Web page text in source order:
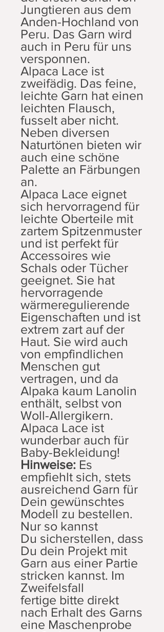
Jungtieren aus dem
Anden-Hochland von
Peru. Das Garn wird
auch in Peru für uns
versponnen.
Alpaca Lace ist
zweifädig. Das feine,
leichte Garn hat einen
leichten Flausch,
fusselt aber nicht.
Neben diversen
Naturtönen bieten wir
auch eine schöne
Palette an Färbungen
an.
Alpaca Lace eignet
sich hervorragend für
leichte Oberteile mit
zartem Spitzenmuster
und ist perfekt für
Accessoires wie
Schals oder Tücher
geeignet. Sie hat
hervorragende
wärmeregulierende
Eigenschaften und ist
extrem zart auf der
Haut. Sie wird auch
von empfindlichen
Menschen gut
vertragen, und da
Alpaka kaum Lanolin
enthält, selbst von
Woll-Allergikern.
Alpaca Lace ist
wunderbar auch für
Baby-Bekleidung!
Hinweise: Es
empfiehlt sich, stets
ausreichend Garn für
Dein gewünschtes
Modell zu bestellen.
Nur so kannst
Du sicherstellen, dass
Du dein Projekt mit
Garn aus einer Partie
stricken kannst. Im
Zweifelsfall
fertige bitte direkt
nach Erhalt des Garns
eine Maschenprobe